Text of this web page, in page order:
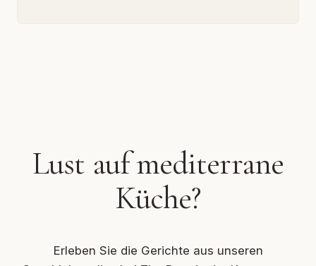
Lust auf mediterrane
Küche?
Erleben Sie die Gerichte aus unseren